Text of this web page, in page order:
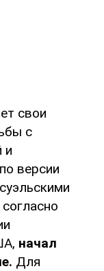
свои
с
и
версии
начал
Для